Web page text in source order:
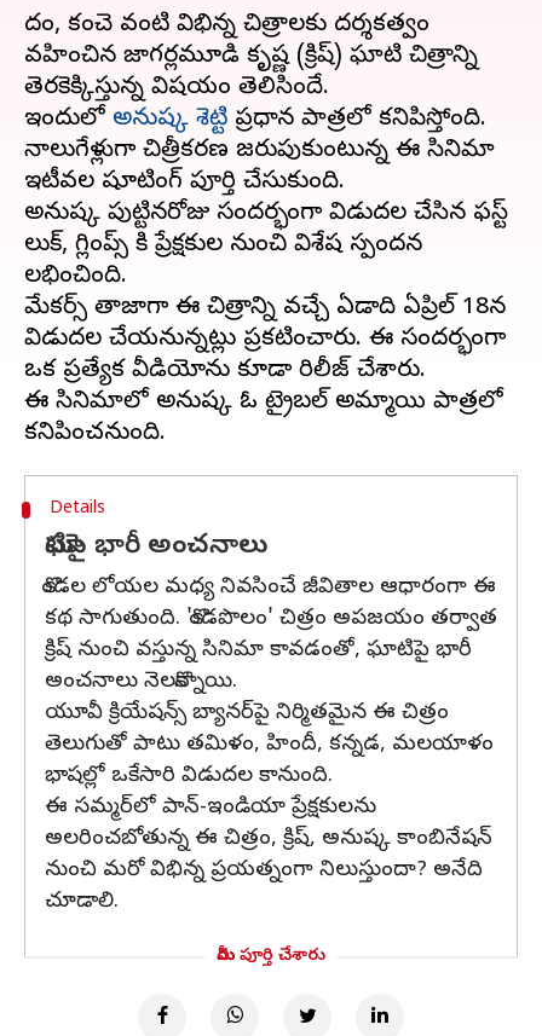
వేదం, కంచె వంటి విభిన్న చిత్రాలకు దర్శకత్వం
వహించిన జాగర్లమూడి కృష్ణ (క్రిష్) ఘాటి చిత్రాన్ని
తెరకెక్కిస్తున్న విషయం తెలిసిందే.
ఇందులో అనుష్క శెట్టి ప్రధాన పాత్రలో కనిపిస్తోంది.
నాలుగేళ్లుగా చిత్రీకరణ జరుపుకుంటున్న ఈ సినిమా
ఇటీవల షూటింగ్ పూర్తి చేసుకుంది.
అనుష్క పుట్టినరోజు సందర్భంగా విడుదల చేసిన ఫస్ట్
లుక్, గ్లింప్స్ కి ప్రేక్షకుల నుంచి విశేష స్పందన
లభించింది.
మేకర్స్ తాజాగా ఈ చిత్రాన్ని వచ్చే ఏడాది ఏప్రిల్ 18న
విడుదల చేయనున్నట్లు ప్రకటించారు. ఈ సందర్భంగా
ఒక ప్రత్యేక వీడియోను కూడా రిలీజ్ చేశారు.
ఈ సినిమాలో అనుష్క ఓ ట్రైబల్ అమ్మాయి పాత్రలో
Details
ఘాటిపై భారీ అంచనాలు
కొండల లోయల మధ్య నివసించే జీవితాల ఆధారంగా ఈ
కథ సాగుతుంది. 'కొండపొలం' చిత్రం అపజయం తర్వాత
క్రిష్ నుంచి వస్తున్న సినిమా కావడంతో, ఘాటిపై భారీ
అంచనాలు నెలకొన్నాయి.
యూవీ క్రియేషన్స్ బ్యానర్‌పై నిర్మితమైన ఈ చిత్రం
తెలుగుతో పాటు తమిళం, హిందీ, కన్నడ, మలయాళం
భాషల్లో ఒకేసారి విడుదల కానుంది.
ఈ సమ్మర్‌లో పాన్-ఇండియా ప్రేక్షకులను
అలరించబోతున్న ఈ చిత్రం, క్రిష్, అనుష్క కాంబినేషన్
నుంచి మరో విభిన్న ప్రయత్నంగా నిలుస్తుందా? అనేది
చూడాలి.
మీరు పూర్తి చేశారు